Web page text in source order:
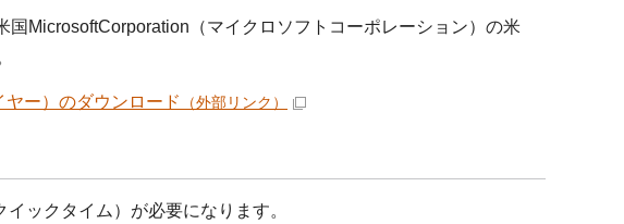
国MicrosoftCorporation（マイクロソフトコーポレーション）の米
ー）のダウンロード （外部リンク）
ックタイム）が必要になります。